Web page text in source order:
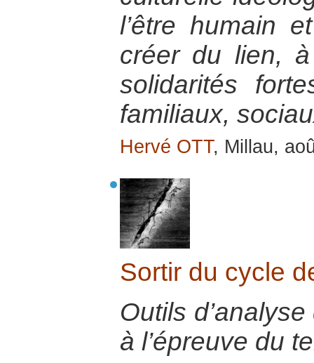
l’être humain
créer du lien,
solidarités
familiaux,
Hervé OTT, Millau,
Sortir du cycle
Outils
à l’épreuve du